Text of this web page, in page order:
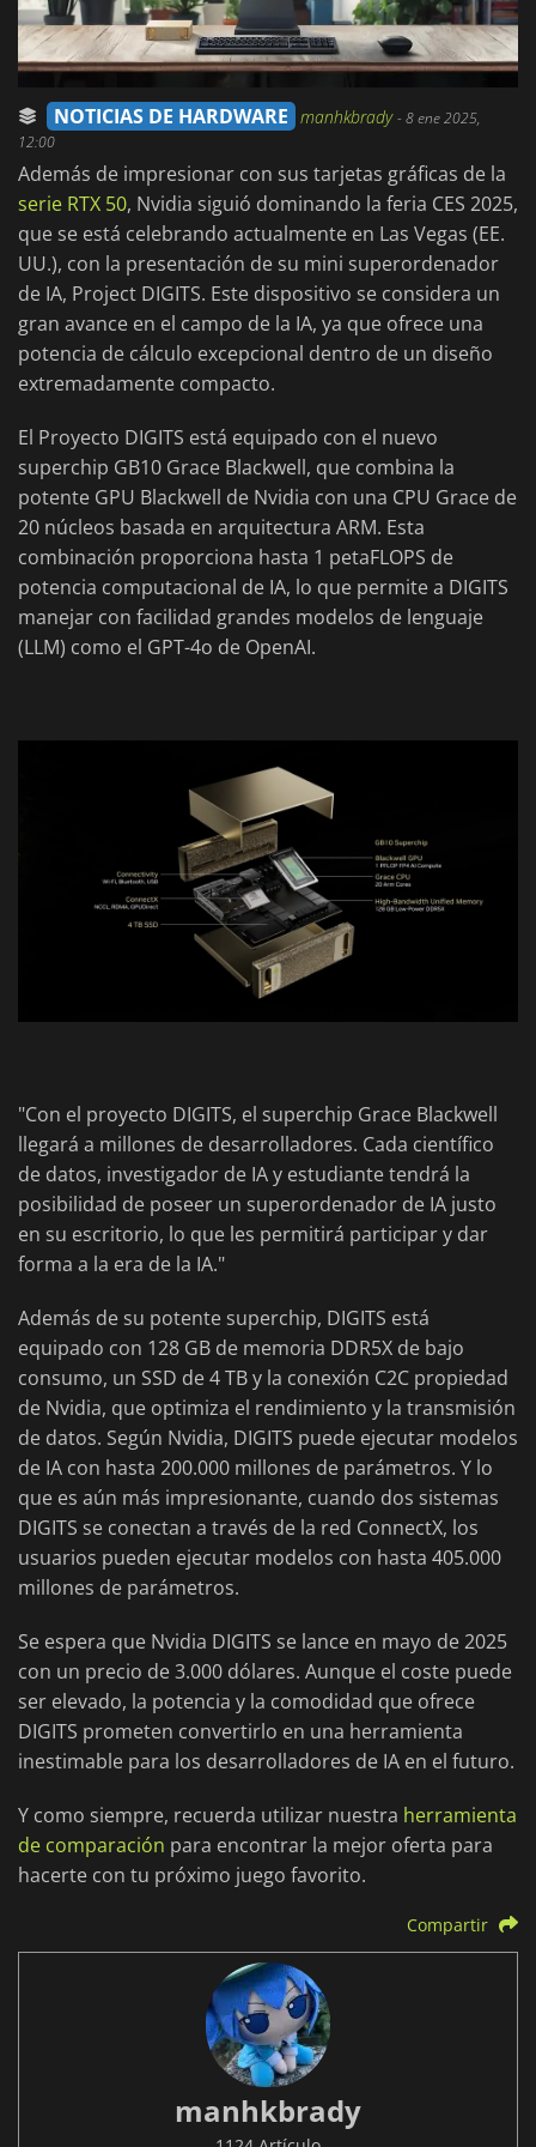
NOTICIAS DE HARDWARE manhkbrady-8 ene 2025,
12:00
Además de impresionar con sus tarjetas gráficas de la
serie RTX 50, Nvidia siguió dominando la feria CES 2025,
que se está celebrando actualmente en Las Vegas (EE.
UU.), con la presentación de su mini superordenador
de IA, Project DIGITS. Este dispositivo se considera un
gran avance en el campo de la IA, ya que ofrece una
potencia de cálculo excepcional dentro de un diseño
extremadamente compacto.
El Proyecto DIGITS está equipado con el nuevo
superchip GB10 Grace Blackwell, que combina la
potente GPU Blackwell de Nvidia con una CPU Grace de
20 núcleos basada en arquitectura ARM. Esta
combinación proporciona hasta 1 petaFLOPS de
potencia computacional de IA, lo que permite a DIGITS
manejar con facilidad grandes modelos de lenguaje
(LLM) como el GPT-4o de OpenAI.
"Con el proyecto DIGITS, el superchip Grace Blackwell
llegará a millones de desarrolladores. Cada científico
de datos, investigador de IA y estudiante tendrá la
posibilidad de poseer un superordenador de IA justo
en su escritorio, lo que les permitirá participar y dar
forma a la era de la IA."
Además de su potente superchip, DIGITS está
equipado con 128 GB de memoria DDR5X de bajo
consumo, un SSD de 4 TB y la conexión C2C propiedad
de Nvidia, que optimiza el rendimiento y la transmisión
de datos. Según Nvidia, DIGITS puede ejecutar modelos
de IA con hasta 200.000 millones de parámetros. Y lo
que es aún más impresionante, cuando dos sistemas
DIGITS se conectan a través de la red ConnectX, los
usuarios pueden ejecutar modelos con hasta 405.000
millones de parámetros.
Se espera que Nvidia DIGITS se lance en mayo de 2025
con un precio de 3.000 dólares. Aunque el coste puede
ser elevado, la potencia y la comodidad que ofrece
DIGITS prometen convertirlo en una herramienta
inestimable para los desarrolladores de IA en el futuro.
Y como siempre, recuerda utilizar nuestra herramienta
de comparación para encontrar la mejor oferta para
hacerte con tu próximo juego favorito.
Compartir
manhkbrady